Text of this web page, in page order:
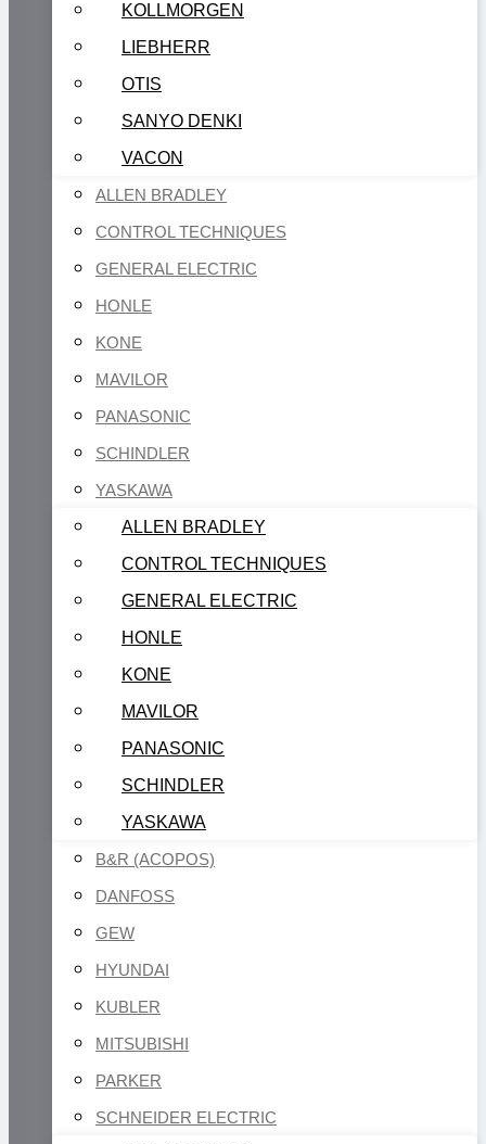
KOLLMORGEN
LIEBHERR
OTIS
SANYO DENKI
VACON
ALLEN BRADLEY
CONTROL TECHNIQUES
GENERAL ELECTRIC
HONLE
KONE
MAVILOR
PANASONIC
SCHINDLER
YASKAWA
ALLEN BRADLEY
CONTROL TECHNIQUES
GENERAL ELECTRIC
HONLE
KONE
MAVILOR
PANASONIC
SCHINDLER
YASKAWA
B&R (ACOPOS)
DANFOSS
GEW
HYUNDAI
KUBLER
MITSUBISHI
PARKER
SCHNEIDER ELECTRIC